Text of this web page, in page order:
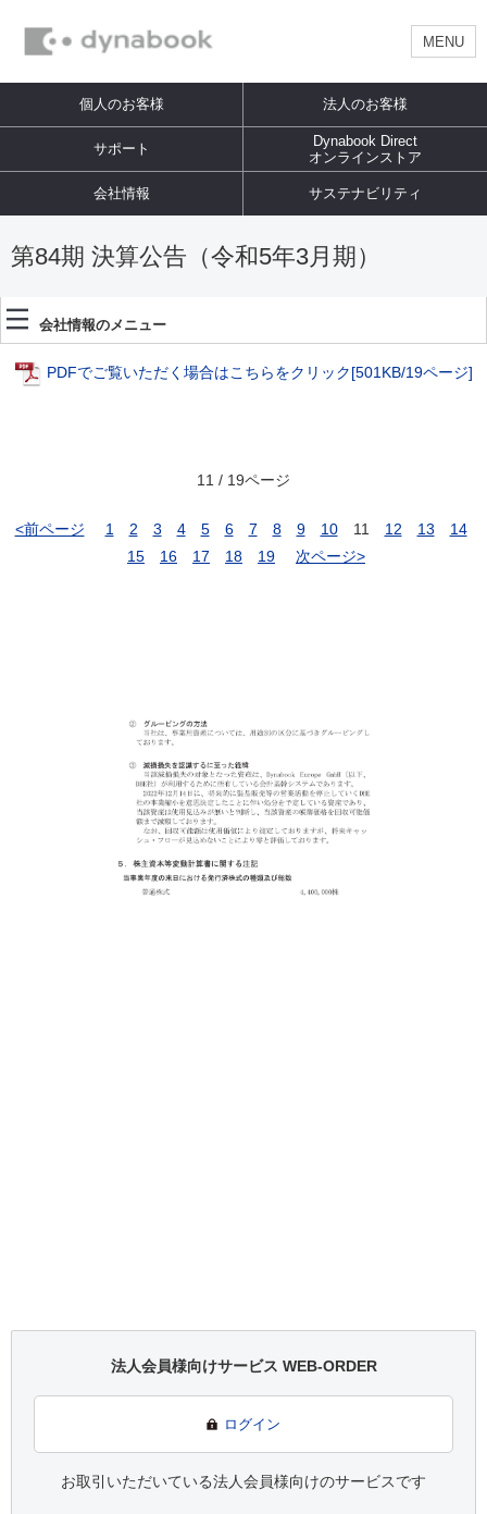
MENU
個人のお客様 法人のお客様
サポート
Dynabook Direct
オンラインストア
会社情報 サステナビリティ
第84期 決算公告（令和5年3月期）
会社情報のメニュー
PDFでご覧いただく場合はこちらをクリック[501KB/19ページ]
11 / 19ページ
<前ページ 1 2 3 4 5 6 7 8 9 10 11 12 13
14
15
16 17 18 19 次ページ>
法人会員様向けサービス WEB-ORDER
ログイン
お取引いただいている法人会員様向けのサービスです